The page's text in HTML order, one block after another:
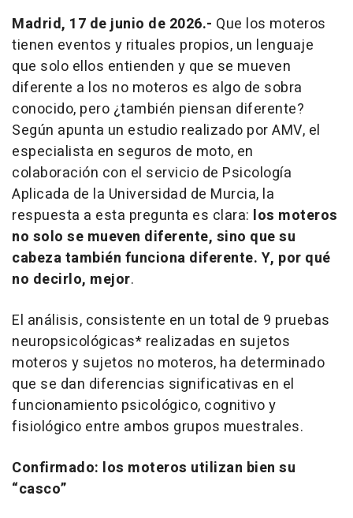
Madrid, 17 de junio de 2026.- Que los moteros
tienen eventos y rituales propios, un lenguaje
que solo ellos entienden y que se mueven
diferente a los no moteros es algo de sobra
conocido, pero ¿también piensan diferente?
Según apunta un estudio realizado por AMV, el
especialista en seguros de moto, en
colaboración con el servicio de Psicología
Aplicada de la Universidad de Murcia, la
respuesta a esta pregunta es clara: los moteros
no solo se mueven diferente, sino que su
cabeza también funciona diferente. Y, por qué
no decirlo, mejor.
El análisis, consistente en un total de 9 pruebas
neuropsicológicas* realizadas en sujetos
moteros y sujetos no moteros, ha determinado
que se dan diferencias significativas en el
funcionamiento psicológico, cognitivo y
fisiológico entre ambos grupos muestrales.
Confirmado: los moteros utilizan bien su
“casco”